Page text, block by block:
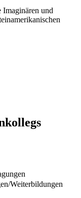
Imaginären und
Weiterbildungen